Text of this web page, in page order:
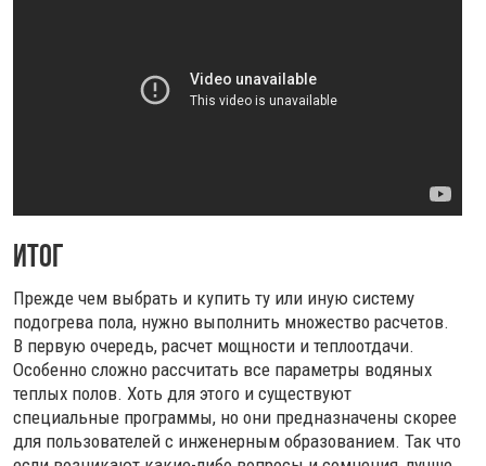
Итог
Прежде чем выбрать и купить ту или иную систему
подогрева пола, нужно выполнить множество расчетов.
В первую очередь, расчет мощности и теплоотдачи.
Особенно сложно рассчитать все параметры водяных
теплых полов. Хоть для этого и существуют
специальные программы, но они предназначены скорее
для пользователей с инженерным образованием. Так что